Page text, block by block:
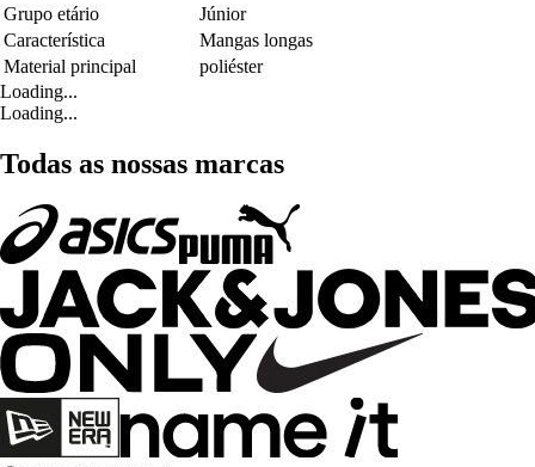
Grupo etário
Júnior
Característica
Mangas longas
Material principal
poliéster
Loading...
Loading...
Todas as nossas marcas